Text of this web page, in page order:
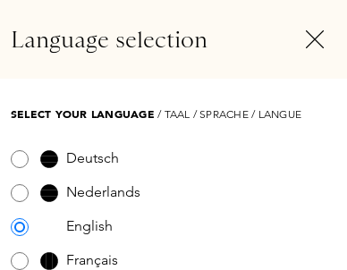
Samples Skins Exclusives Skins Boxen
Language selection
SELECT YOUR LANGUAGE / TAAL / SPRACHE / LANGUE
Deutsch
Nederlands
English
Français